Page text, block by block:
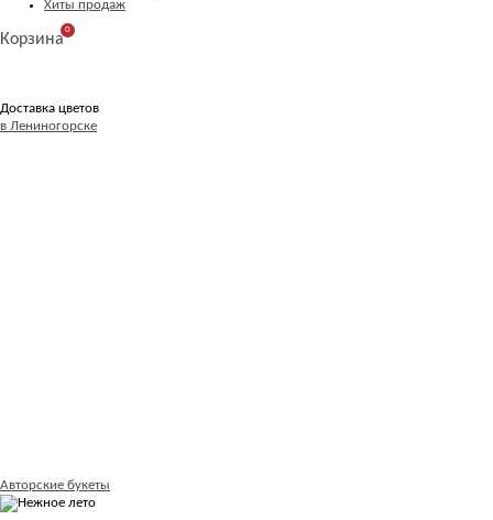
Хиты продаж
Корзина
0
Доставка цветов
в Лениногорске
Авторские букеты